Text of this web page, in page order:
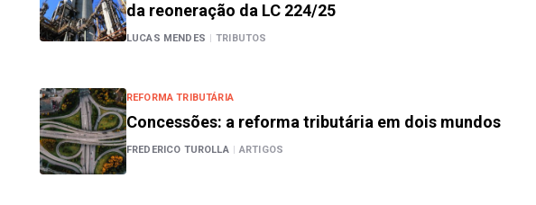
da reoneração da LC 224/25
LUCAS MENDES | TRIBUTOS
REFORMA TRIBUTÁRIA
Concessões: a reforma tributária em dois mundos
FREDERICO TUROLLA | ARTIGOS